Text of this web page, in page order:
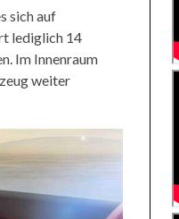
sich auf
lediglich 14
Im Innenraum
weiter